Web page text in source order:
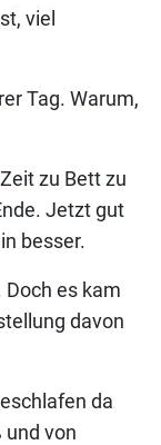
viel
Tag. Warum,
zu Bett zu
Jetzt gut
besser.
Doch es kam
davon
da
von